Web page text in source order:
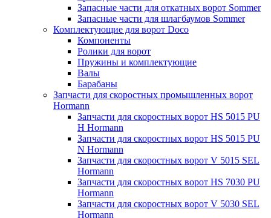
Запасные части для откатных ворот Sommer
Запасные части для шлагбаумов Sommer
Комплектующие для ворот Doco
Компоненты
Ролики для ворот
Пружины и комплектующие
Валы
Барабаны
Запчасти для скоростных промышленных ворот
Hormann
Запчасти для скоростных ворот HS 5015 PU
H Hormann
Запчасти для скоростных ворот HS 5015 PU
N Hormann
Запчасти для скоростных ворот V 5015 SEL
Hormann
Запчасти для скоростных ворот HS 7030 PU
Hormann
Запчасти для скоростных ворот V 5030 SEL
Hormann